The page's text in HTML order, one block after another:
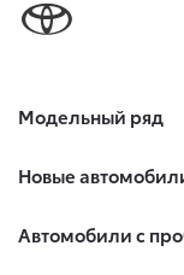
Модельный ряд
Новые
Автомобили с